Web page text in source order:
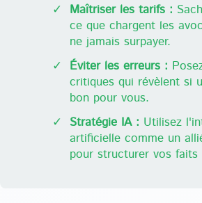
✓ Maîtriser les tarifs :
ce que chargent les
ne jamais surpayer.
✓ Éviter les erreurs :
critiques qui révèlent si
bon pour vous.
✓ Stratégie IA : Utilisez
artificielle comme un
pour structurer vos faits